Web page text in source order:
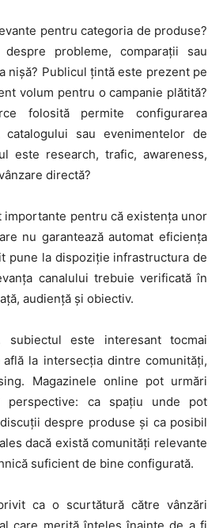
pentru categoria de produse?
probleme, comparații sau
nișă? Publicul țintă este prezent pe
volum pentru o campanie plătită?
folosită permite configurarea
sau evenimentelor de
este research, trafic, awareness,
directă?
importante pentru că existența unor
nu garantează automat eficiența
pune la dispoziție infrastructura de
canalului trebuie verificată în
audiență și obiectiv.
subiectul este interesant tocmai
la intersecția dintre comunități,
Magazinele online pot urmări
perspective: ca spațiu unde pot
despre produse și ca posibil
dacă există comunități relevante
suficient de bine configurată.
ca o scurtătură către vânzări